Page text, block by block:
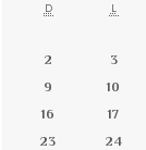
D L
2
3
9
10
16
17
23
24